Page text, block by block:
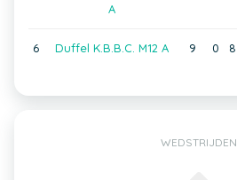
A
6 Duffel K.B.B.C. M12 A 9 0 8
WEDSTRIJDEN